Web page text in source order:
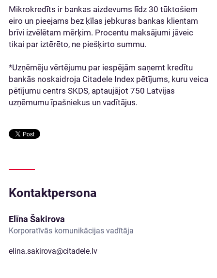
Mikrokredīts ir bankas aizdevums līdz 30 tūktošiem
eiro un pieejams bez ķīlas jebkuras bankas klientam
brīvi izvēlētam mērķim. Procentu maksājumi jāveic
tikai par iztērēto, ne piešķirto summu.
*Uzņēmēju vērtējumu par iespējām saņemt kredītu
bankās noskaidroja Citadele Index pētījums, kuru veica
pētījumu centrs SKDS, aptaujājot 750 Latvijas
uzņēmumu īpašniekus un vadītājus.
Kontaktpersona
Elīna Šakirova
Korporatīvās komunikācijas vadītāja
elina.sakirova@citadele.lv